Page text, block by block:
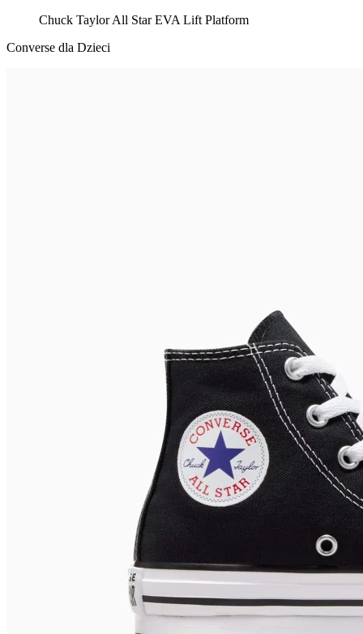
Chuck Taylor All Star EVA Lift Platform
Converse dla Dzieci